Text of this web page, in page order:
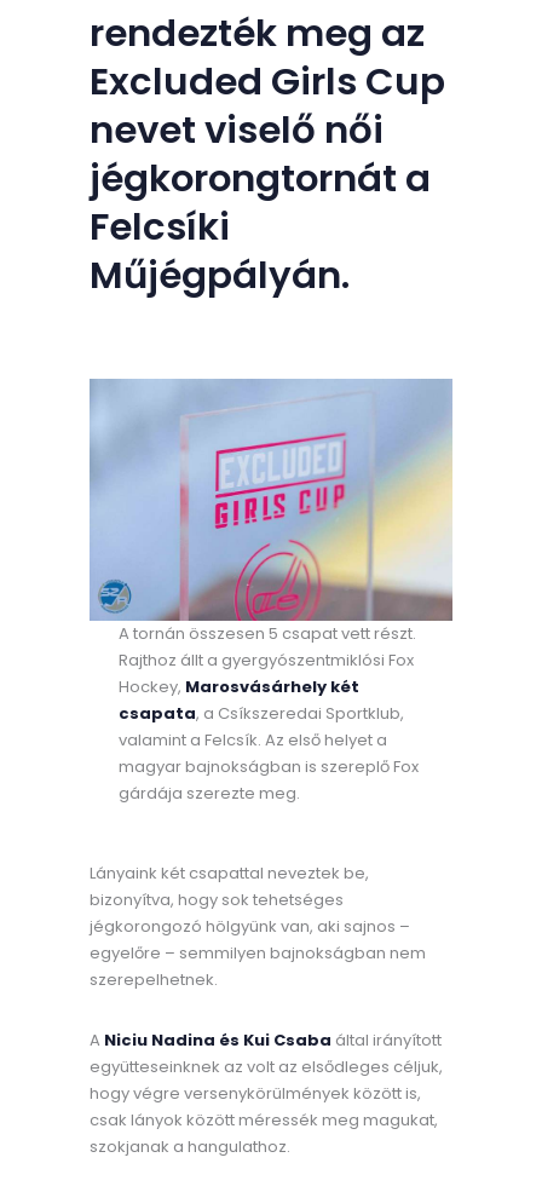
rendezték meg az
Excluded Girls Cup
nevet viselő női
jégkorongtornát a
Felcsíki
Műjégpályán.
A tornán összesen 5 csapat vett részt.
Rajthoz állt a gyergyószentmiklósi Fox
Hockey, Marosvásárhely két
csapata, a Csíkszeredai Sportklub,
valamint a Felcsík. Az első helyet a
magyar bajnokságban is szereplő Fox
gárdája szerezte meg.
Lányaink két csapattal neveztek be,
bizonyítva, hogy sok tehetséges
jégkorongozó hölgyünk van, aki sajnos –
egyelőre – semmilyen bajnokságban nem
szerepelhetnek.
A Niciu Nadina és Kui Csaba által irányított
együtteseinknek az volt az elsődleges céljuk,
hogy végre versenykörülmények között is,
csak lányok között méressék meg magukat,
szokjanak a hangulathoz.